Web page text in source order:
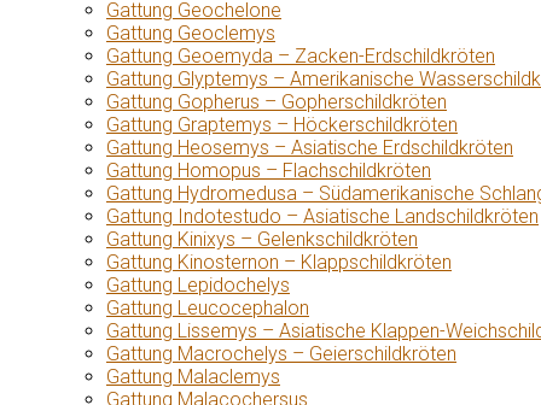
Gattung Geochelone
Gattung Geoclemys
Gattung Geoemyda – Zacken-Erdschildkröten
Gattung Glyptemys – Amerikanische
Gattung Gopherus – Gopherschildkröten
Gattung Graptemys – Höckerschildkröten
Gattung Heosemys – Asiatische Erdschildkröten
Gattung Homopus – Flachschildkröten
Gattung Hydromedusa – Südamerikanische
Gattung Indotestudo – Asiatische Landschildkröten
Gattung Kinixys – Gelenkschildkröten
Gattung Kinosternon – Klappschildkröten
Gattung Lepidochelys
Gattung Leucocephalon
Gattung Lissemys – Asiatische Klappen-
Gattung Macrochelys – Geierschildkröten
Gattung Malaclemys
Gattung Malacochersus